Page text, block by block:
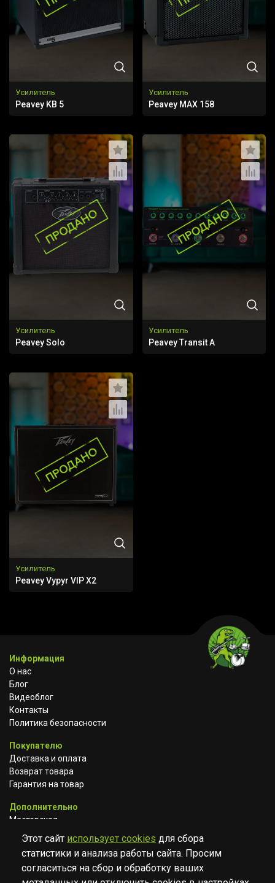
Усилитель
Peavey KB 5
Усилитель
Peavey MAX 158
Усилитель
Peavey Solo
Усилитель
Peavey Transit A
Усилитель
Peavey Vypyr VIP X2
Информация
О нас
Блог
Видеоблог
Контакты
Политика безопасности
Покупателю
Доставка и оплата
Возврат товара
Гарантия на товар
Дополнительно
Мастерская
Сотрудничество
YOUTUBE
Этот сайт использует cookies для сбора
статистики и анализа работы сайта. Просим
согласиться на сбор и обработку ваших